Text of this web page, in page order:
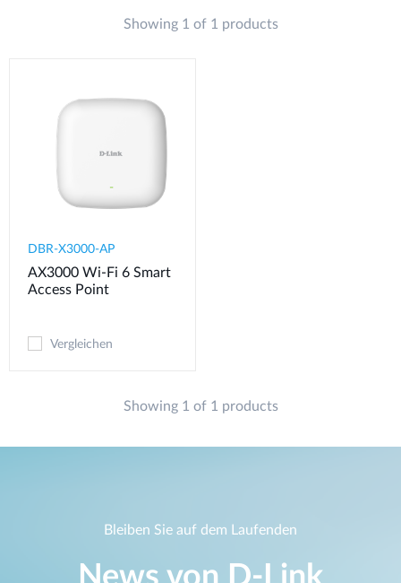
Showing 1 of 1 products
DBR-X3000-AP
AX3000 Wi-Fi 6 Smart
Access Point
Vergleichen
Showing 1 of 1 products
Bleiben Sie auf dem Laufenden